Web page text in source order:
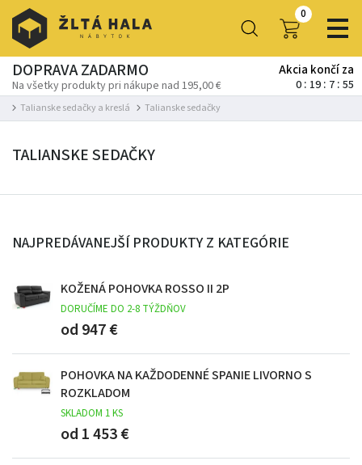
0
DOPRAVA ZADARMO
Na všetky produkty pri nákupe nad 195,00 €
Akcia končí za
0 19 7 53
Talianske sedačky a kreslá Talianske sedačky
TALIANSKE SEDAČKY
NAJPREDÁVANEJŠÍ PRODUKTY Z KATEGÓRIE
KOŽENÁ POHOVKA ROSSO II 2P
DORUČÍME DO 2-8 TÝŽDŇOV
od 947 €
POHOVKA NA KAŽDODENNÉ SPANIE LIVORNO S
ROZKLADOM
SKLADOM 1 KS
od 1 453 €